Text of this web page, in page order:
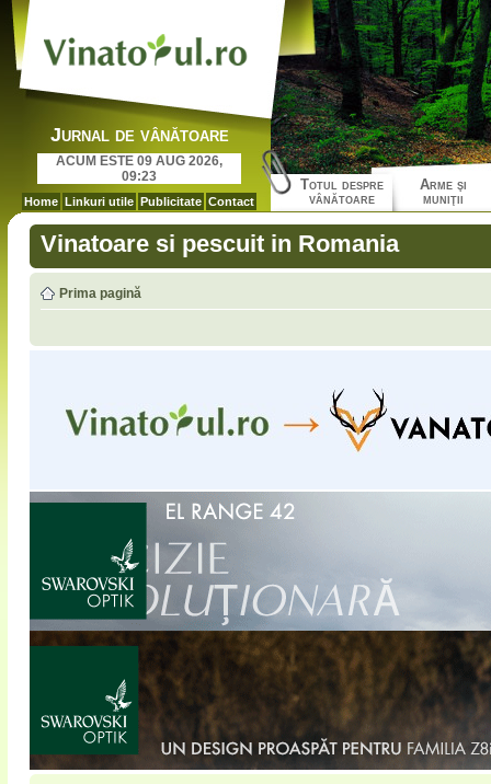
Jurnal de vânătoare
ACUM ESTE 09 AUG 2026,
09:23
Home Linkuri utile Publicitate Contact
Totul despre
vânătoare
Arme şi
muniţii
Vinatoare si pescuit in Romania
Prima pagină